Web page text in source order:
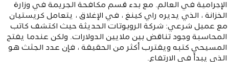
الإجرامية في العالم. مع بدء قسم مكافحة الجريمة في وزارة
الخزانة ، الذي يديره راي كينغ ، في الإغلاق ، يتعامل كريستيان
مع عميل شرعي: شركة الروبوتات الحديثة حيث اكتشف كاتب
المحاسبة وجود تناقض بين ملايين الدولارات. ولكن عندما يفتح
المسيحي كتبه ويقترب أكثر من الحقيقة ، فإن عدد الجثث هو
الذي يبدأ في الارتفاع.